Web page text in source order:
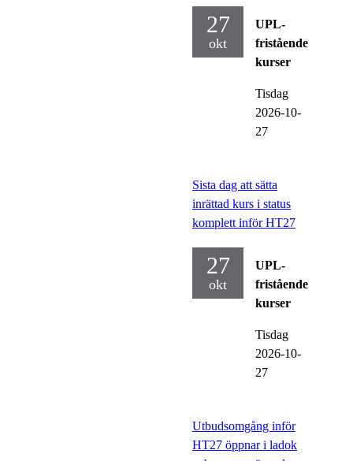
27
okt
UPL-
fristående
kurser
Tisdag
2026-10-
27
Sista dag att sätta
inrättad kurs i status
komplett inför HT27
27
okt
UPL-
fristående
kurser
Tisdag
2026-10-
27
Utbudsomgång inför
HT27 öppnar i ladok